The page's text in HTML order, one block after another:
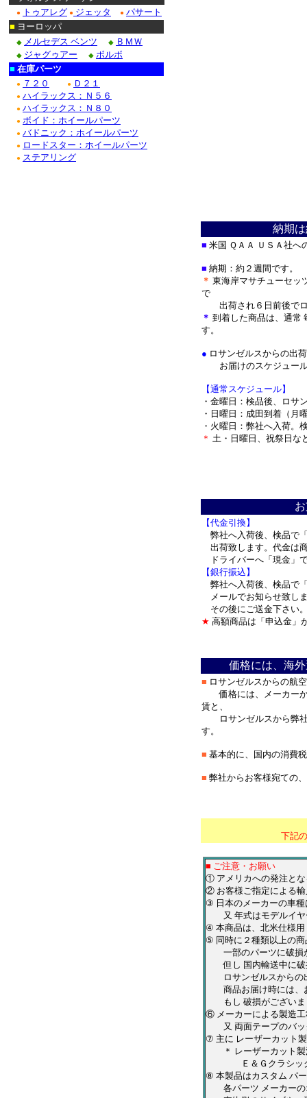
納期
■ 米国 ＱＡＡ ＵＳＡ社へ
■ 納期：約２週間です。
＊ 東海岸マサチューセッ
で
出荷され ６日前後で
＊ 到着した商品は、通常
す。
● ロサンゼルスからの出
お届けのスケジュール
【通常スケジュール】
・金曜日：検品後、ロサ
・日曜日：成田到着（月
・火曜日：弊社へ入荷。
＊ 土・日曜日、祝祭日な
【代金引換】
弊社へ入荷後、検品で
出荷致します。代金は
ドライバーへ「現金」
【銀行振込】
弊社へ入荷後、検品で
メールでお知らせ致し
その後にご送金下さい
★ 高額商品は「申込金」
価格には、海
■ ロサンゼルスからの航
価格には、メーカーか
賃と、
ロサンゼルスから弊社
す。
■ 基本的に、国内の消費
■ 弊社からお客様宛ての
下記
■ ご注意・お願い
① アメリカへの発注と
② お客様ご指定による輸
③ 日本のメーカーの車
又 年式はモデルイヤ
④ 本商品は、北米仕様
⑤ 同時に２種類以上の
一部のパーツに破損が
但し 国内輸送中に破
ロサンゼルスからの出
商品お届け時には、
もし 破損がございま
⑥ メーカーによる製造
又 両面テープのバッ
⑦ 主に レーザーカット
＊ レーザーカット製
Ｅ＆Ｇクラシックス
⑧ 本製品はカスタム パ
各パーツ メーカーの
● トゥアレグ ● ジェッタ ● パサート
■ ヨーロッパ
◆ メルセデス ベンツ ◆ ＢＭＷ
◆ ジャグゥアー ◆ ボルボ
■ 在庫パーツ
● ７２０ ● Ｄ２１
● ハイラックス：Ｎ５６
● ハイラックス：Ｎ８０
● ボイド：ホイールパーツ
● バドニック：ホイールパーツ
● ロードスター：ホイールパーツ
● ステアリング